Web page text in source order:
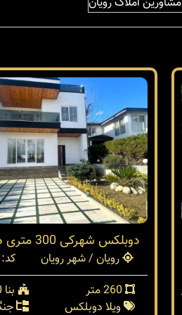
دوبلکس شهرکی 300 متری در رویان
رویان / شهر رویان
کد:
بنا 300 متر
ویلا دوبلکس